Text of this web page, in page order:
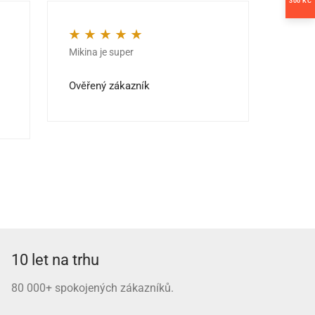
Hodnocení5z 5
Mikina je super
Ověřený zákazník
10 let na trhu
80 000+ spokojených zákazníků.